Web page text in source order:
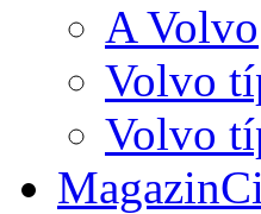
A Volvo
Volvo
Volvo
Magazin